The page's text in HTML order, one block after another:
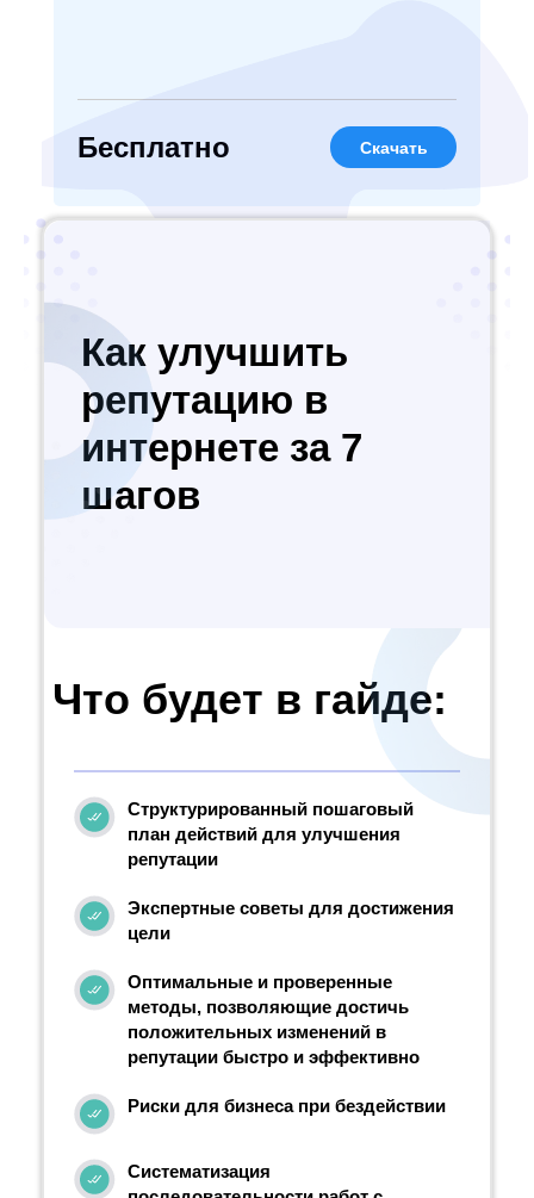
Бесплатно Скачать
Как улучшить
репутацию в
интернете за 7
шагов
Что будет в гайде:
Структурированный пошаговый
план действий для улучшения
репутации
Экспертные советы для достижения
цели
Оптимальные и проверенные
методы, позволяющие достичь
положительных изменений в
репутации быстро и эффективно
Риски для бизнеса при бездействии
Систематизация